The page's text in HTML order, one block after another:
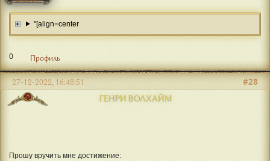
"[align=center
0 Профиль
ГЕНРИ ВОЛХАЙМ
#28
27-12-2022, 16:48:51
Прошу вручить мне достижение: